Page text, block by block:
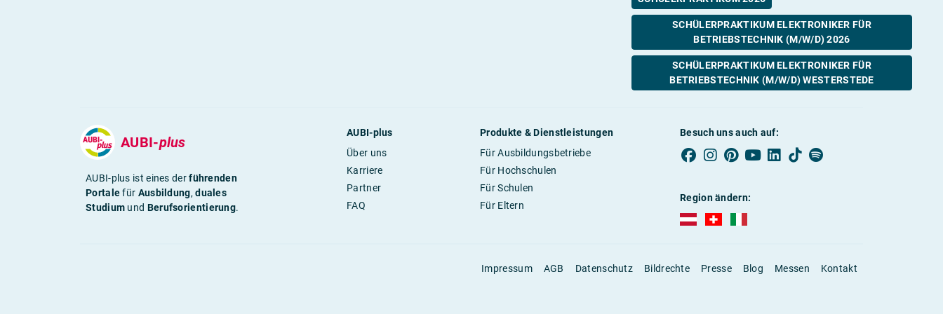
SCHÜLERPRAKTIKUM ELEKTRONIKER FÜR
BETRIEBSTECHNIK (M/W/D) 2026
SCHÜLERPRAKTIKUM ELEKTRONIKER FÜR
BETRIEBSTECHNIK (M/W/D) WESTERSTEDE
AUBI-plus
AUBI-plus ist eines derführenden
Portalefür Ausbildung,duales
Studium und Berufsorientierung.
AUBI-plus
Über uns
Karriere
Partner
FAQ
Produkte & Dienstleistungen
Für Ausbildungsbetriebe
Für Hochschulen
Für Schulen
Für Eltern
Besuch uns auch auf:
Region ändern:
AUBI-plus Österreich (deutsch)
Impressum AGB Datenschutz Bildrechte Presse Blog Messen Kontakt